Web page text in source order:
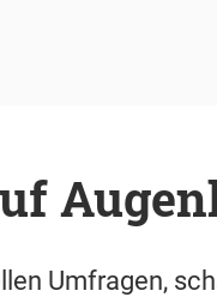
Umfragen,